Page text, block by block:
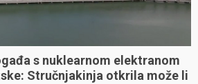
s nuklearnom elektranom
Stručnjakinja otkrila može li